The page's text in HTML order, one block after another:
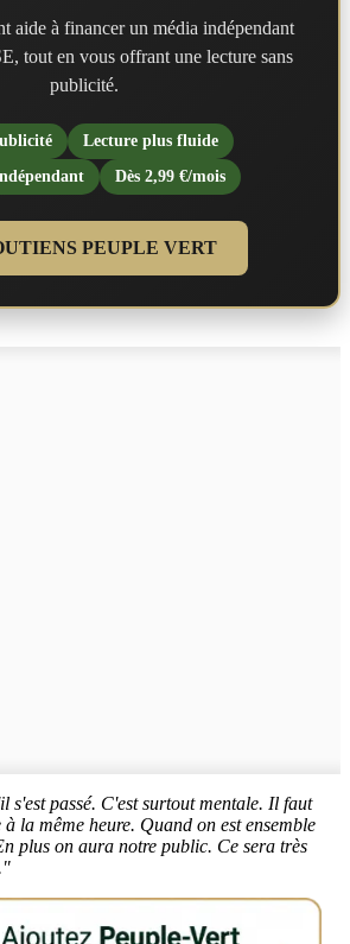
aide à financer un média indépendant
tout en vous offrant une lecture sans
publicité.
Lecture plus fluide
Dès 2,99 €/mois
PEUPLE VERT
s'est passé. C'est surtout mentale. Il faut
à la même heure. Quand on est ensemble
plus on aura notre public. Ce sera très